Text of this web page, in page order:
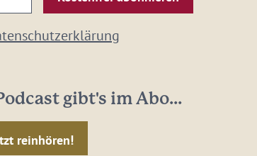
gibt's im Abo...
reinhören!